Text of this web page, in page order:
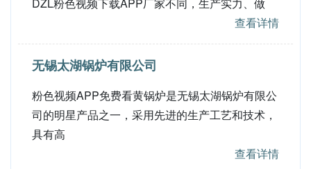
查看详情
无锡太湖锅炉有限公司
粉色视频APP免费看黄锅炉是无锡太湖锅炉有限公
司的明星产品之一，采用先进的生产工艺和技术，
具有高
查看详情